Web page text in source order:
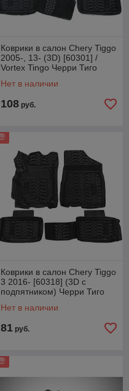
Коврики в салон Chery Tiggo
2005-, 13- (3D) [60301] /
Vortex Tingo Черри Тиго
Нет в наличии
108 руб.
Коврики в салон Chery Tiggo
3 2016- [60318] (3D с
подпятником) Черри Тиго
Нет в наличии
81 руб.